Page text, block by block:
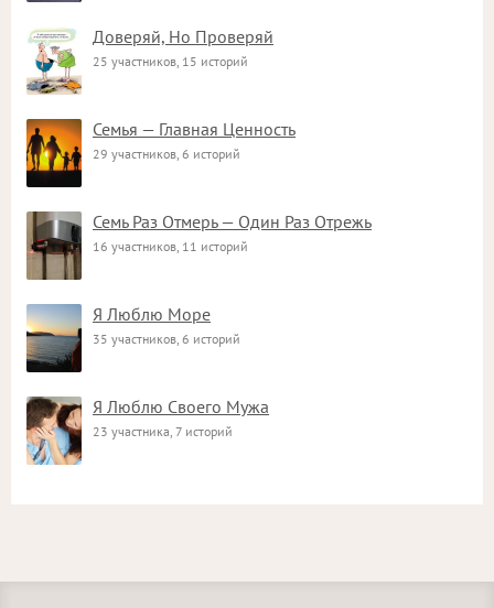
Доверяй, Но Проверяй
25 участников, 15 историй
Семья — Главная Ценность
29 участников, 6 историй
Семь Раз Отмерь — Один Раз Отрежь
16 участников, 11 историй
Я Люблю Море
35 участников, 6 историй
Я Люблю Своего Мужа
23 участника, 7 историй